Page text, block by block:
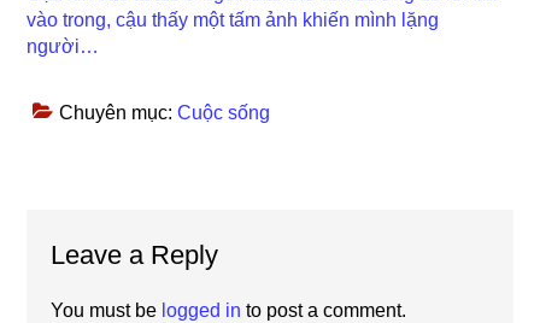
vào trong, cậu thấy một tấm ảnh khiến mình lặng
người…
Chuyên mục:Cuộc sống
Interactions
Leave a Reply
You must be logged in to post a comment.